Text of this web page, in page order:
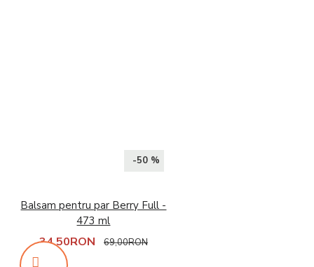
-50 %
Balsam pentru par Berry Full -
473 ml
34,50RON 69,00RON